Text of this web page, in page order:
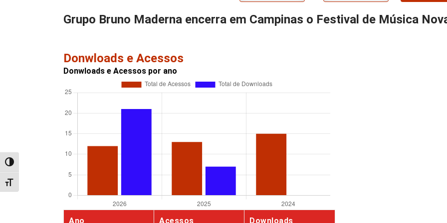
Alternar alto contraste
Alternar tamanho da fonte
Grupo Bruno Maderna encerra em Campinas o Festival de Música
Donwloads e Acessos
Donwloads e Acessos por ano
Ano Acessos Downloads